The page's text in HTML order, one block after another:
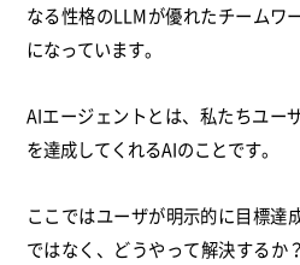
なる性格のLLMが優れたチームワ
になっています。
AIエージェントとは、私たちユー
を達成してくれるAIのことです。
ここではユーザが明示的に目標達
ではなく、どうやって解決するか